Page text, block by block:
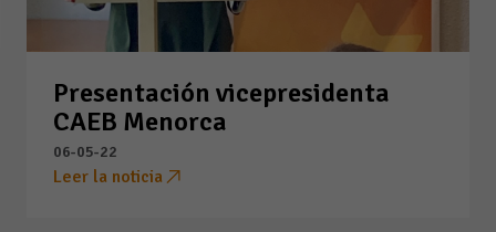
Presentación vicepresidenta
CAEB Menorca
06-05-22
Leer la noticia